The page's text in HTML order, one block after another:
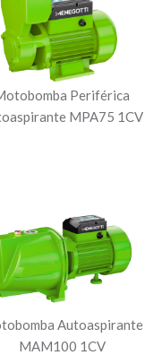
Periférica
MPA75 1CV
Autoaspirante
MAM100 1CV